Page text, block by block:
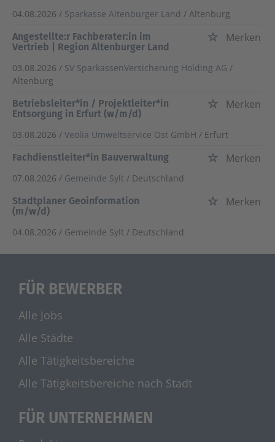
04.08.2026 / Sparkasse Altenburger Land / Altenburg
Angestellte:r Fachberater:in im
Vertrieb | Region Altenburger Land
Merken
03.08.2026 / SV SparkassenVersicherung Holding AG /
Altenburg
Betriebsleiter*in / Projektleiter*in
Entsorgung in Erfurt (w/m/d)
Merken
03.08.2026 / Veolia Umweltservice Ost GmbH / Erfurt
Fachdienstleiter*in Bauverwaltung
Merken
07.08.2026 / Gemeinde Sylt / Deutschland
Stadtplaner Geoinformation
(m/w/d)
Merken
04.08.2026 / Gemeinde Sylt / Deutschland
FÜR BEWERBER
Alle Jobs
Alle Städte
Alle Tätigkeitsbereiche
Alle Tätigkeitsbereiche nach Stadt
FÜR UNTERNEHMEN